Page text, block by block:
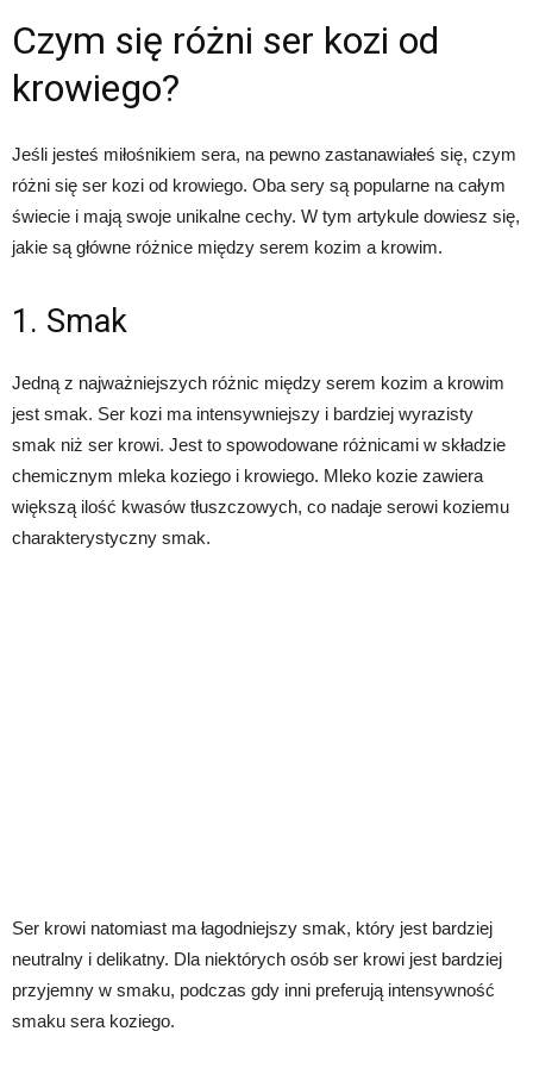
Czym się różni ser kozi od
krowiego?
Jeśli jesteś miłośnikiem sera, na pewno zastanawiałeś się, czym
różni się ser kozi od krowiego. Oba sery są popularne na całym
świecie i mają swoje unikalne cechy. W tym artykule dowiesz się,
jakie są główne różnice między serem kozim a krowim.
1. Smak
Jedną z najważniejszych różnic między serem kozim a krowim
jest smak. Ser kozi ma intensywniejszy i bardziej wyrazisty
smak niż ser krowi. Jest to spowodowane różnicami w składzie
chemicznym mleka koziego i krowiego. Mleko kozie zawiera
większą ilość kwasów tłuszczowych, co nadaje serowi koziemu
charakterystyczny smak.
Ser krowi natomiast ma łagodniejszy smak, który jest bardziej
neutralny i delikatny. Dla niektórych osób ser krowi jest bardziej
przyjemny w smaku, podczas gdy inni preferują intensywność
smaku sera koziego.